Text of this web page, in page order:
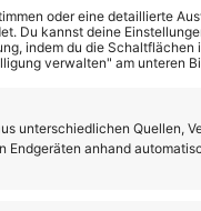
oder eine detaillierte
Du kannst deine
indem du die
verwalten" am unteren
unterschiedlichen Quellen,
Endgeräten anhand